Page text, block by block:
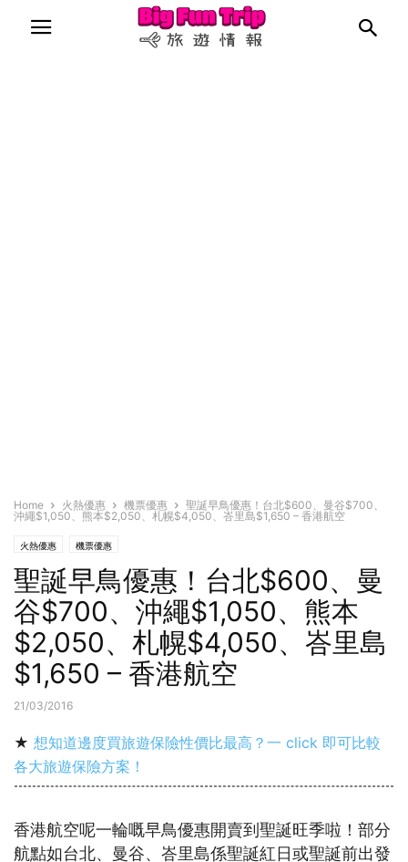
Home 火熱優惠 機票優惠
聖誕早鳥優惠！台北$600、曼谷$700、
沖繩$1,050、熊本$2,050、札幌$4,050、峇里島$1,650 – 香港航空
火熱優惠 機票優惠
聖誕早鳥優惠！台北$600、曼
谷$700、沖繩$1,050、熊本
$2,050、札幌$4,050、峇里島
$1,650 – 香港航空
21/03/2016
★ 想知道邊度買旅遊保險性價比最高？一 click 即可比較
各大旅遊保險方案！
香港航空呢一輪嘅早鳥優惠開賣到聖誕旺季啦！部分
航點如台北、曼谷、峇里島係聖誕紅日或聖誕前出發